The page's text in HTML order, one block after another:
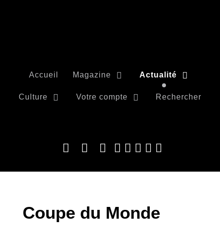
Accueil Magazine Actualité
Culture Votre compte Rechercher
Coupe du Monde